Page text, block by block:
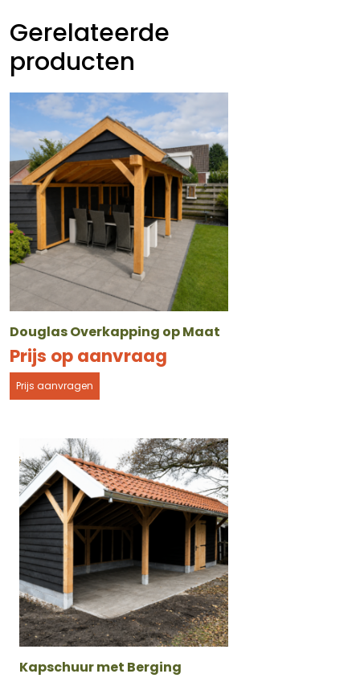
Gerelateerde
producten
Douglas Overkapping op Maat
Prijs op aanvraag
Prijs aanvragen
Kapschuur met Berging